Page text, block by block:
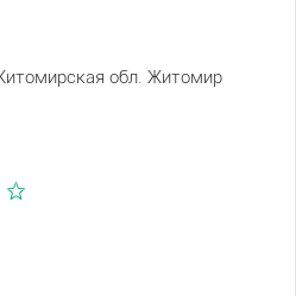
обл. Житомир